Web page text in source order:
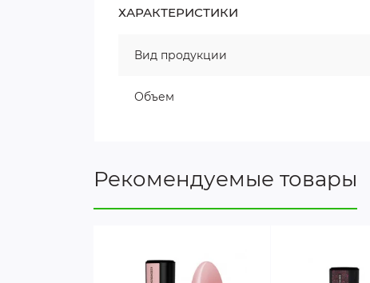
ХАРАКТЕРИСТИКИ
Вид продукции
Объем
Рекомендуемые товары